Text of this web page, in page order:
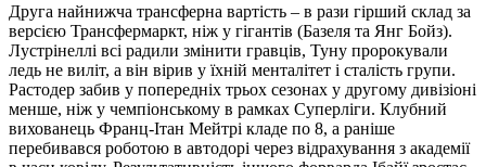
Друга найнижча трансферна вартість – в рази гірший склад за
версією Трансфермаркт, ніж у гігантів (Базеля та Янг Бойз).
Лустрінеллі всі радили змінити гравців, Туну пророкували
ледь не виліт, а він вірив у їхній менталітет і сталість групи.
Растодер забив у попередніх трьох сезонах у другому дивізіоні
менше, ніж у чемпіонському в рамках Суперліги. Клубний
вихованець Франц-Ітан Мейтрі кладе по 8, а раніше
перебивався роботою в автодорі через відрахування з академії